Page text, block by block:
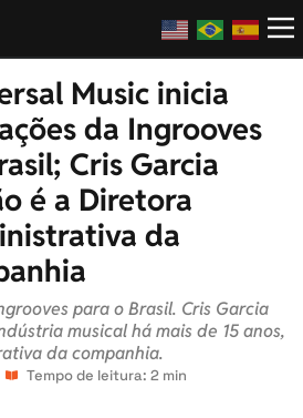
Music inicia
da Ingrooves
Cris Garcia
é a Diretora
da
para o Brasil. Cris Garcia
musical há mais de 15 anos,
da companhia.
Tempo de leitura: 2 min